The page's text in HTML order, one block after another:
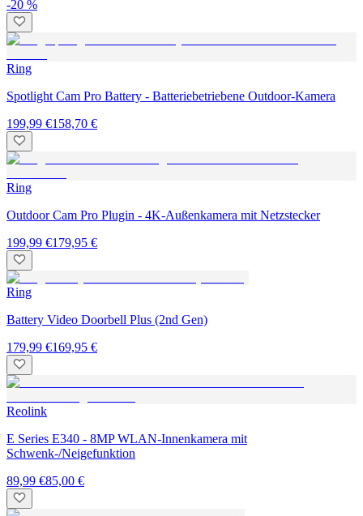
-20 %
Ring
Spotlight Cam Pro Battery - Batteriebetriebene Outdoor-Kamera
199,99 €158,70 €
Ring
Outdoor Cam Pro Plugin - 4K-Außenkamera mit Netzstecker
199,99 €179,95 €
Ring
Battery Video Doorbell Plus (2nd Gen)
179,99 €169,95 €
Reolink
E Series E340 - 8MP WLAN-Innenkamera mit
Schwenk-/Neigefunktion
89,99 €85,00 €